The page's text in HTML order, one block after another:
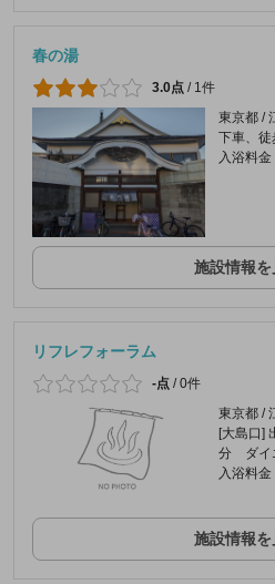
春の湯
3.0点 / 1件
東京都 /
下車、徒
入浴料
施設情報を
リフレフォーラム
-点 /0件
東京都 /
[大島口]
分 ダイ
入浴料金
施設情報を